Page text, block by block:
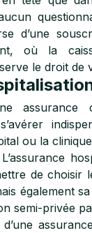
d’une
où la
le droit de
assurance
ou la
de choisir
également
semi-privée